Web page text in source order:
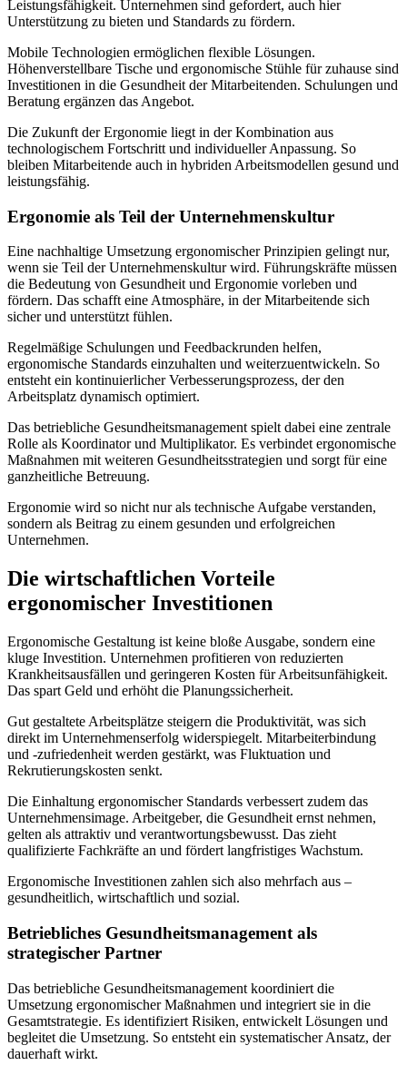
Leistungsfähigkeit. Unternehmen sind gefordert, auch hier
Unterstützung zu bieten und Standards zu fördern.
Mobile Technologien ermöglichen flexible Lösungen.
Höhenverstellbare Tische und ergonomische Stühle für zuhause sind
Investitionen in die Gesundheit der Mitarbeitenden. Schulungen und
Beratung ergänzen das Angebot.
Die Zukunft der Ergonomie liegt in der Kombination aus
technologischem Fortschritt und individueller Anpassung. So
bleiben Mitarbeitende auch in hybriden Arbeitsmodellen gesund und
leistungsfähig.
Ergonomie als Teil der Unternehmenskultur
Eine nachhaltige Umsetzung ergonomischer Prinzipien gelingt nur,
wenn sie Teil der Unternehmenskultur wird. Führungskräfte müssen
die Bedeutung von Gesundheit und Ergonomie vorleben und
fördern. Das schafft eine Atmosphäre, in der Mitarbeitende sich
sicher und unterstützt fühlen.
Regelmäßige Schulungen und Feedbackrunden helfen,
ergonomische Standards einzuhalten und weiterzuentwickeln. So
entsteht ein kontinuierlicher Verbesserungsprozess, der den
Arbeitsplatz dynamisch optimiert.
Das betriebliche Gesundheitsmanagement spielt dabei eine zentrale
Rolle als Koordinator und Multiplikator. Es verbindet ergonomische
Maßnahmen mit weiteren Gesundheitsstrategien und sorgt für eine
ganzheitliche Betreuung.
Ergonomie wird so nicht nur als technische Aufgabe verstanden,
sondern als Beitrag zu einem gesunden und erfolgreichen
Unternehmen.
Die wirtschaftlichen Vorteile
ergonomischer Investitionen
Ergonomische Gestaltung ist keine bloße Ausgabe, sondern eine
kluge Investition. Unternehmen profitieren von reduzierten
Krankheitsausfällen und geringeren Kosten für Arbeitsunfähigkeit.
Das spart Geld und erhöht die Planungssicherheit.
Gut gestaltete Arbeitsplätze steigern die Produktivität, was sich
direkt im Unternehmenserfolg widerspiegelt. Mitarbeiterbindung
und -zufriedenheit werden gestärkt, was Fluktuation und
Rekrutierungskosten senkt.
Die Einhaltung ergonomischer Standards verbessert zudem das
Unternehmensimage. Arbeitgeber, die Gesundheit ernst nehmen,
gelten als attraktiv und verantwortungsbewusst. Das zieht
qualifizierte Fachkräfte an und fördert langfristiges Wachstum.
Ergonomische Investitionen zahlen sich also mehrfach aus –
gesundheitlich, wirtschaftlich und sozial.
Betriebliches Gesundheitsmanagement als
strategischer Partner
Das betriebliche Gesundheitsmanagement koordiniert die
Umsetzung ergonomischer Maßnahmen und integriert sie in die
Gesamtstrategie. Es identifiziert Risiken, entwickelt Lösungen und
begleitet die Umsetzung. So entsteht ein systematischer Ansatz, der
dauerhaft wirkt.